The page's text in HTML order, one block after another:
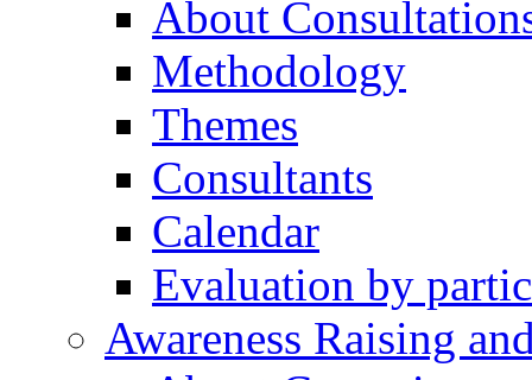
About
Methodology
Themes
Consultants
Calendar
Evaluation by
Awareness Raising